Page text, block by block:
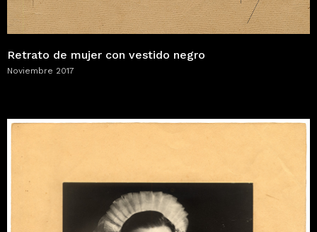
Retrato de mujer con vestido negro
Noviembre 2017